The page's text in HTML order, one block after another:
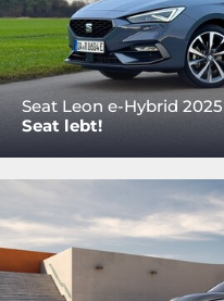
Seat Leon e-Hybrid 2025
Seat lebt!